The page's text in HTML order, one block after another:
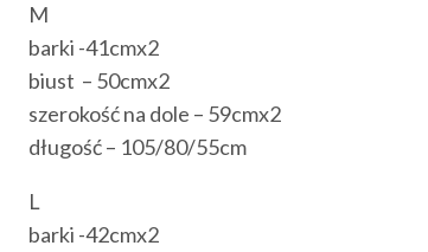
M
barki -41cmx2
biust – 50cmx2
szerokość na dole – 59cmx2
długość – 105/80/55cm
L
barki -42cmx2